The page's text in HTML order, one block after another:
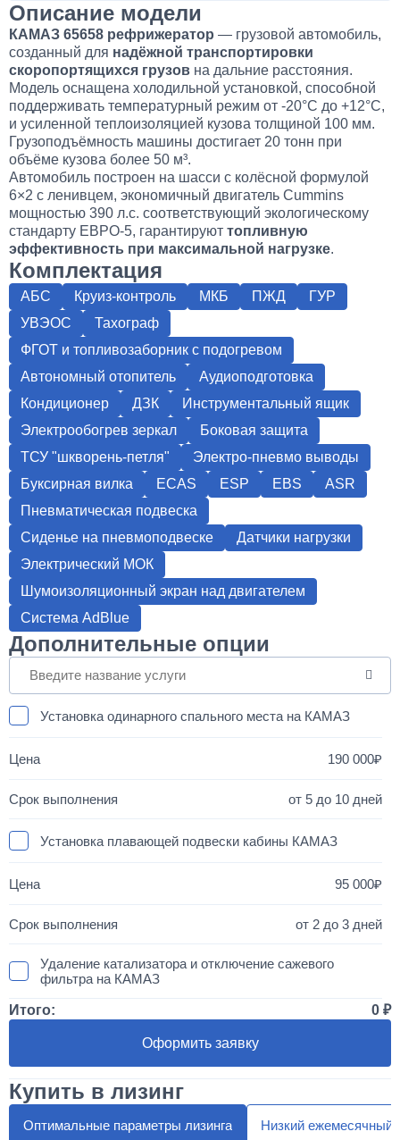
Описание модели
КАМАЗ 65658 рефрижератор — грузовой автомобиль,
созданный для надёжной транспортировки
скоропортящихся грузов на дальние расстояния.
Модель оснащена холодильной установкой, способной
поддерживать температурный режим от -20°C до +12°C,
и усиленной теплоизоляцией кузова толщиной 100 мм.
Грузоподъёмность машины достигает 20 тонн при
объёме кузова более 50 м³.
Автомобиль построен на шасси с колёсной формулой
6×2 с ленивцем, экономичный двигатель Cummins
мощностью 390 л.с. соответствующий экологическому
стандарту ЕВРО-5, гарантируют топливную
эффективность при максимальной нагрузке.
Комплектация
АБС Круиз-контроль МКБ ПЖД
ГУР
УВЭОС
Тахограф
ФГОТ и топливозаборник с подогревом
Автономный отопитель
Аудиоподготовка
Кондиционер
ДЗК
Инструментальный ящик
Электрообогрев зеркал
Боковая защита
ТСУ "шкворень-петля"
Электро-пневмо выводы
Буксирная вилка
ECAS ESP EBS
ASR
Пневматическая подвеска
Сиденье на пневмоподвеске
Датчики нагрузки
Электрический МОК
Шумоизоляционный экран над двигателем
Система AdBlue
Дополнительные опции
Установка одинарного спального места на КАМАЗ
190 000
от 5 до 10 дней
Установка плавающей подвески кабины КАМАЗ
95 000
от 2 до 3 дней
Удаление катализатора и отключение сажевого
фильтра на КАМАЗ
50 000
Установка двухместного спальника с высокой крышей
Итого: 0
Оформить заявку
Купить в лизинг
Оптимальные параметры лизинга Низкий ежемесячный